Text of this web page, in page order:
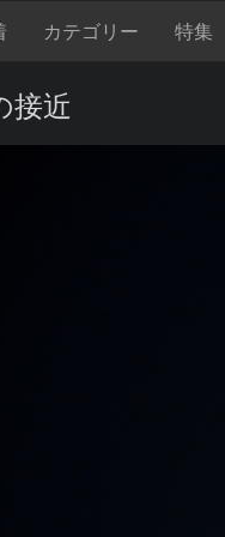
カテゴリー 特集
接近